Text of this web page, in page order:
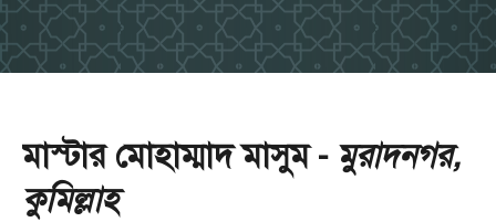
মাস্টার মোহাম্মাদ মাসুম - মুরাদনগর,
কুমিল্লাহ